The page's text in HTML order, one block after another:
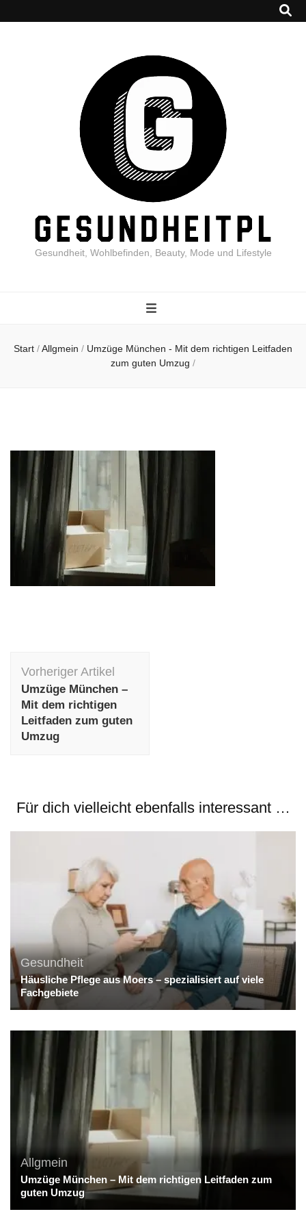
Gesundheit, Wohlbefinden, Beauty, Mode und Lifestyle
Start /Allgmein / Umzüge München - Mit dem richtigen Leitfaden
zum guten Umzug /
Vorheriger Artikel
Umzüge München –
Mit dem richtigen
Leitfaden zum guten
Umzug
Für dich vielleicht ebenfalls interessant …
Gesundheit
Häusliche Pflege aus Moers – spezialisiert auf viele
Fachgebiete
Allgmein
Umzüge München – Mit dem richtigen Leitfaden zum
guten Umzug